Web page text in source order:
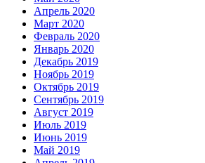
Апрель 2020
Март 2020
Февраль 2020
Январь 2020
Декабрь 2019
Ноябрь 2019
Октябрь 2019
Сентябрь 2019
Август 2019
Июль 2019
Июнь 2019
Май 2019